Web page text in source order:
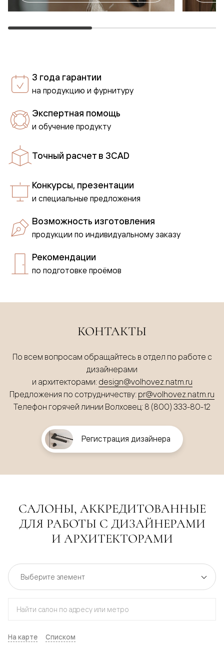
3 года гарантии
на продукцию и фурнитуру
Экспертная помощь
и обучение продукту
Точный расчет в 3CAD
Конкурсы, презентации
и специальные предложения
Возможность изготовления
продукции по индивидуальному заказу
Рекомендации
по подготовке проёмов
КОНТАКТЫ
По всем вопросам обращайтесь в отдел по работе с
дизайнерами
и архитекторами: design@volhovez.natm.ru
Предложения по сотрудничеству: pr@volhovez.natm.ru
Телефон горячей линии Волховец: 8 (800) 333-80-12
Регистрация дизайнера
САЛОНЫ, АККРЕДИТОВАННЫЕ
ДЛЯ РАБОТЫ С ДИЗАЙНЕРАМИ
И АРХИТЕКТОРАМИ
На карте Списком